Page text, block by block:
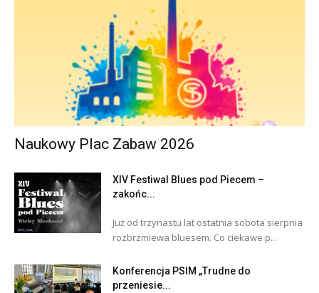
Naukowy Plac Zabaw 2026
XIV Festiwal Blues pod Piecem –
zakońc...
Już od trzynastu lat ostatnia sobota sierpnia
rozbrzmiewa bluesem. Co ciekawe p...
Konferencja PSIM „Trudne do
przeniesie...